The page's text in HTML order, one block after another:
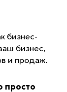
бизнес-
бизнес,
и продаж.
просто